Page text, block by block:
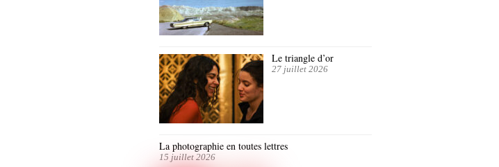
Le triangle d’or
27 juillet 2026
La photographie en toutes lettres
15 juillet 2026